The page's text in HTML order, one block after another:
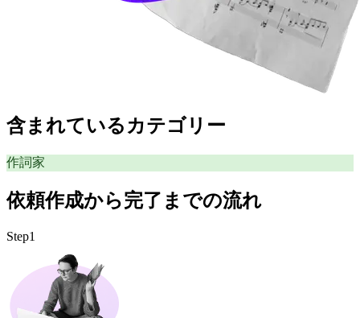
含まれているカテゴリー
作詞家
依頼作成から完了までの流れ
Step1